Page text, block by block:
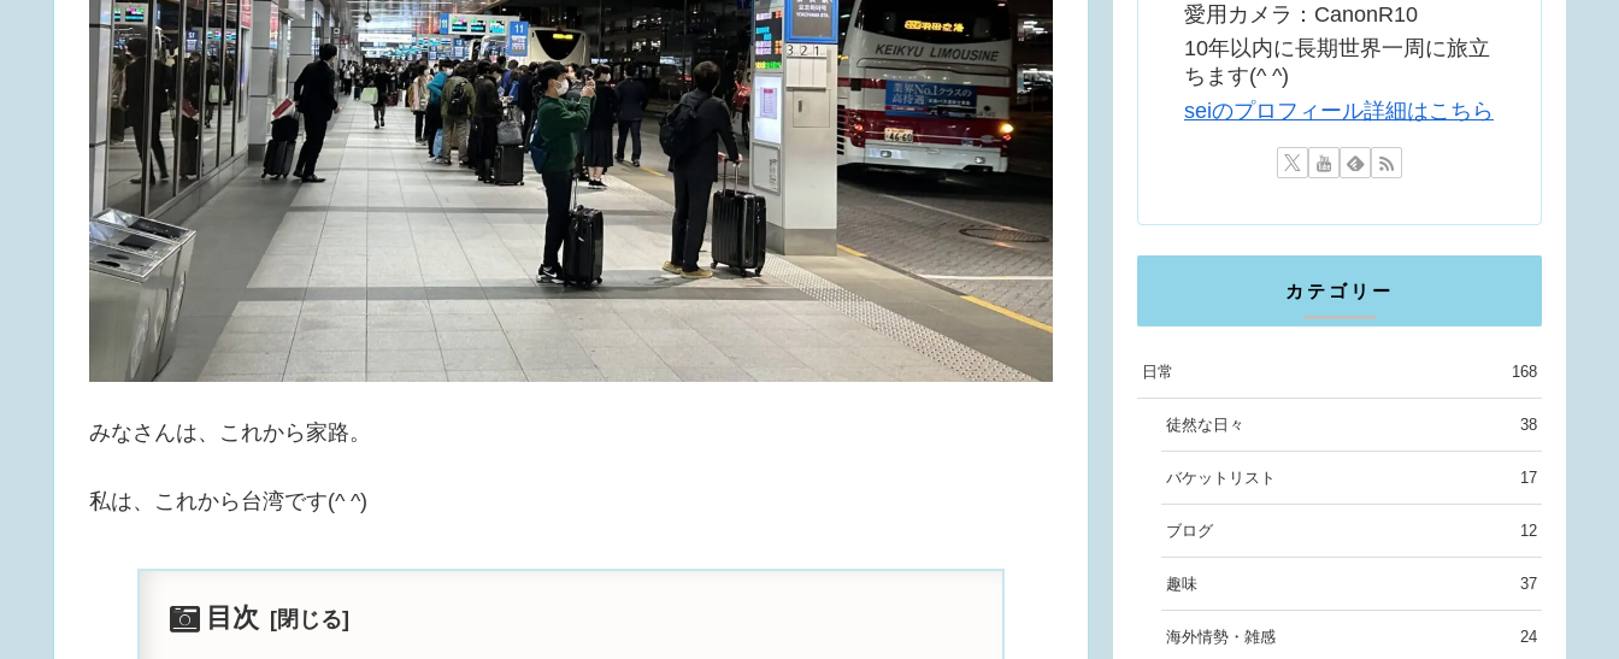
みなさんは、これから家路。
私は、これから台湾です(^ ^)
目次
愛用カメラ：CanonR10
10年以内に長期世界一周に旅立
ちます(^ ^)
seiのプロフィール詳細はこちら
カテゴリー
日常 168
徒然な日々 38
バケットリスト 17
ブログ 12
趣味 37
海外情勢・雑感 24